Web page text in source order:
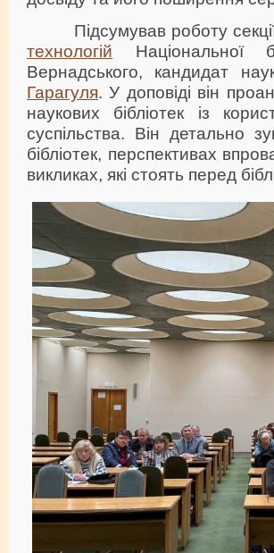
Підсумував роботу
технологій Національної
Вернадського, кандидат
Гарагуля. У доповіді він
наукових бібліотек із
суспільства. Він детально
бібліотек, перспективах
викликах, які стоять перед